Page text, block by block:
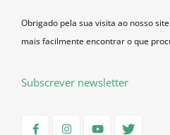
Obrigado pela sua visita ao nosso
mais facilmente encontrar o que
Subscrever newsletter